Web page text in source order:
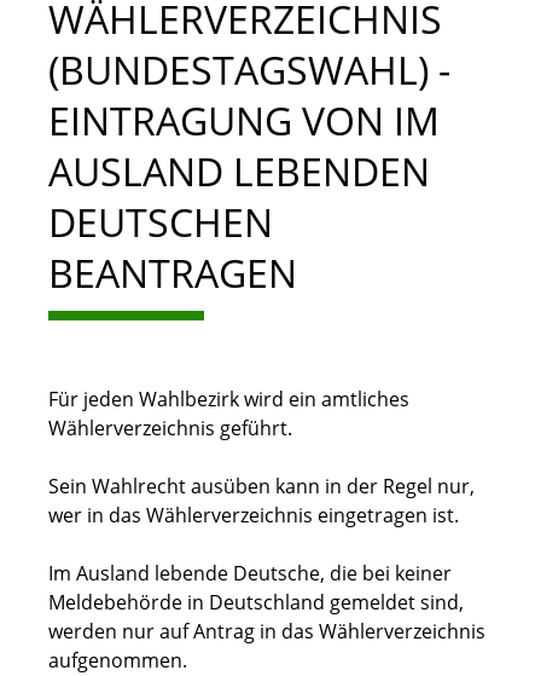
WÄHLERVERZEICHNIS
(BUNDESTAGSWAHL) -
EINTRAGUNG VON IM
AUSLAND LEBENDEN
DEUTSCHEN
BEANTRAGEN
Für jeden Wahlbezirk wird ein amtliches
Wählerverzeichnis geführt.
Sein Wahlrecht ausüben kann in der Regel nur,
wer in das Wählerverzeichnis eingetragen ist.
Im Ausland lebende Deutsche, die bei keiner
Meldebehörde in Deutschland gemeldet sind,
werden nur auf Antrag in das Wählerverzeichnis
aufgenommen.